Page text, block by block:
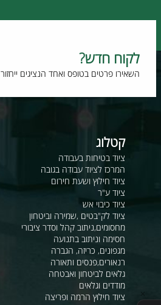
חדש?
פרטים בטופס ואחד הנציגים ייחזור אליכם
ציוד בטיחות בעבודה
המרכז לציוד עבודה בגובה
ציוד חילוץ ושעת חירום
ציוד כיבוי אש
ציוד לק"בטים ,שמירה וביטחון
מחסומים,ניתוב קהל וסדר ציבורי
חסימה וניתוב בתנועה
מגפונים, כריזה, הגברה